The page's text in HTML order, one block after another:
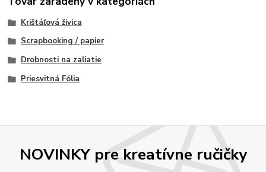
Krištáľová živica
Scrapbooking / papier
Drobnosti na zaliatie
Priesvitná Fólia
NOVINKY pre kreatívne ručičky